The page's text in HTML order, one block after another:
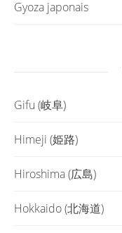
Gyoza japonais
Gifu (岐阜)
Himeji (姫路)
Hiroshima (広島)
Hokkaido (北海道)